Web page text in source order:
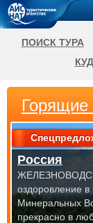
Горящие
Россия
оздоровление в
Минеральных
прекрасно в
ПОИСК ТУРА